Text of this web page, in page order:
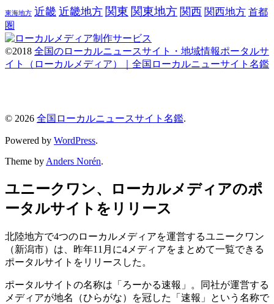
東海地方 近畿 近畿地方 関東 関東地方 関西 関西地方 首都
圏
©2018 全国のローカルニュースサイト・地域情報ポータルサ
イト（ローカルメディア）｜全国ローカルニューサイト名鑑
© 2026 全国ローカルニュースサイト名鑑.
Powered by WordPress.
Theme by Anders Norén.
ユニークワン、ローカルメディアのポ
ータルサイトをリリース
北陸地方で4つのローカルメディアを運営するユニークワン
（新潟市）は、昨年11月に4メディアをまとめて一覧できる
ポータルサイトをリリースした。
ポータルサイトの名称は「ろーかる速報」。同社が運営する
メディアが地名（ひらがな）を冠した「速報」という名称で